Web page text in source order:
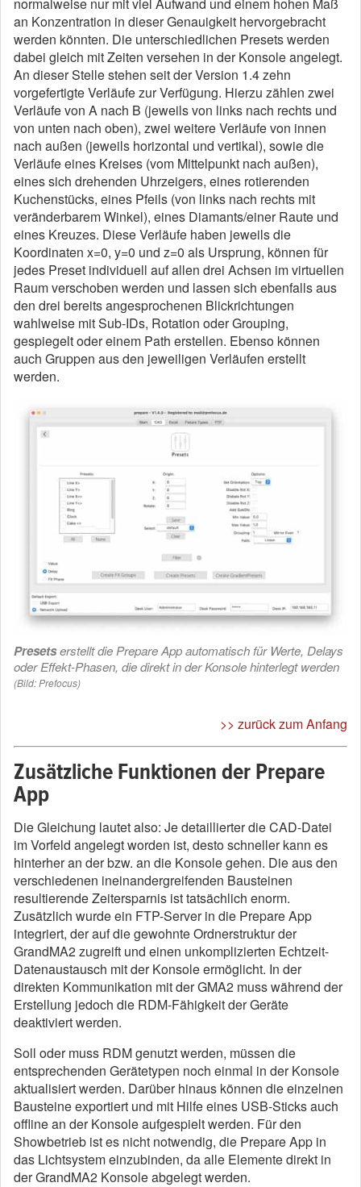
an Konzentration in dieser Genauigkeit hervorgebracht
werden könnten. Die unterschiedlichen Presets werden
dabei gleich mit Zeiten versehen in der Konsole angelegt.
An dieser Stelle stehen seit der Version 1.4 zehn
vorgefertigte Verläufe zur Verfügung. Hierzu zählen zwei
Verläufe von A nach B (jeweils von links nach rechts und
von unten nach oben), zwei weitere Verläufe von innen
nach außen (jeweils horizontal und vertikal), sowie die
Verläufe eines Kreises (vom Mittelpunkt nach außen),
eines sich drehenden Uhrzeigers, eines rotierenden
Kuchenstücks, eines Pfeils (von links nach rechts mit
veränderbarem Winkel), eines Diamants/einer Raute und
eines Kreuzes. Diese Verläufe haben jeweils die
Koordinaten x=0, y=0 und z=0 als Ursprung, können für
jedes Preset individuell auf allen drei Achsen im virtuellen
Raum verschoben werden und lassen sich ebenfalls aus
den drei bereits angesprochenen Blickrichtungen
wahlweise mit Sub-IDs, Rotation oder Grouping,
gespiegelt oder einem Path erstellen. Ebenso können
auch Gruppen aus den jeweiligen Verläufen erstellt
werden.
Presetserstellt die Prepare App automatisch für Werte, Delays
oder Effekt-Phasen, die direkt in der Konsole hinterlegt werden
(Bild: Prefocus)
>> zurück zum Anfang
Zusätzliche Funktionen der Prepare
App
Die Gleichung lautet also: Je detaillierter die CAD-Datei
im Vorfeld angelegt worden ist, desto schneller kann es
hinterher an der bzw. an die Konsole gehen. Die aus den
verschiedenen ineinandergreifenden Bausteinen
resultierende Zeitersparnis ist tatsächlich enorm.
Zusätzlich wurde ein FTP-Server in die Prepare App
integriert, der auf die gewohnte Ordnerstruktur der
GrandMA2 zugreift und einen unkomplizierten Echtzeit-
Datenaustausch mit der Konsole ermöglicht. In der
direkten Kommunikation mit der GMA2 muss während der
Erstellung jedoch die RDM-Fähigkeit der Geräte
deaktiviert werden.
Soll oder muss RDM genutzt werden, müssen die
entsprechenden Gerätetypen noch einmal in der Konsole
aktualisiert werden. Darüber hinaus können die einzelnen
Bausteine exportiert und mit Hilfe eines USB-Sticks auch
offline an der Konsole aufgespielt werden. Für den
Showbetrieb ist es nicht notwendig, die Prepare App in
das Lichtsystem einzubinden, da alle Elemente direkt in
der GrandMA2 Konsole abgelegt werden.